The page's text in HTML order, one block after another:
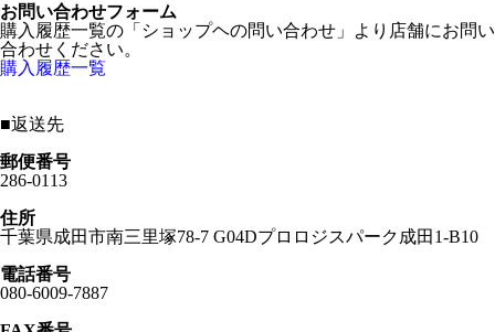
お問い合わせフォーム
購入履歴一覧の「ショップヘの問い合わせ」より店舗にお問い
合わせください。
購入履歴一覧
■返送先
郵便番号
286-0113
住所
千葉県成田市南三里塚78-7 G04Dプロロジスパーク成田1-B10
電話番号
080-6009-7887